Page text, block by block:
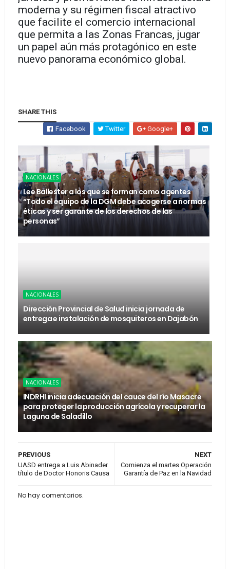
moderna y su régimen fiscal atractivo
que facilite el comercio internacional
que permita a las Zonas Francas, jugar
un papel aún más protagónico en este
nuevo panorama económico global.
SHARE THIS
Facebook Twitter Google+
NACIONALES
Lee Ballester a los que se forman como agentes
“Todo el equipo de la DGM debe acogerse a normas
éticas y ser garante de los derechos de las
personas”
NACIONALES
Dirección Provincial de Salud inicia jornada de
entrega e instalación de mosquiteros en Dajabón
NACIONALES
INDRHI inicia adecuación del cauce del río Masacre
para proteger la producción agrícola y recuperar la
Laguna de Saladillo
NEXT
Comienza el martes Operación
Garantía de Paz en la Navidad
PREVIOUS
UASD entrega a Luis Abinader
título de Doctor Honoris Causa
No hay comentarios.